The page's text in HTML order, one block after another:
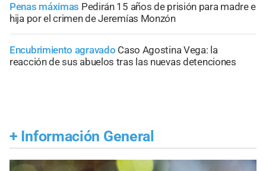
Penas máximas Pedirán 15 años de prisión para madre e
hija por el crimen de Jeremías Monzón
Encubrimiento agravado Caso Agostina Vega: la
reacción de sus abuelos tras las nuevas detenciones
+ Información General